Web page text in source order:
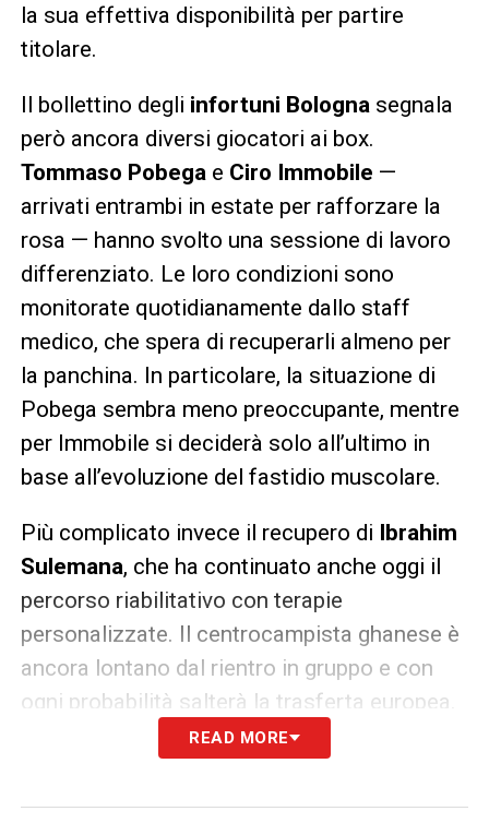
la sua effettiva disponibilità per partire
titolare.
Il bollettino degli infortuni Bologna segnala
però ancora diversi giocatori ai box.
Tommaso Pobega e Ciro Immobile —
arrivati entrambi in estate per rafforzare la
rosa — hanno svolto una sessione di lavoro
differenziato. Le loro condizioni sono
monitorate quotidianamente dallo staff
medico, che spera di recuperarli almeno per
la panchina. In particolare, la situazione di
Pobega sembra meno preoccupante, mentre
per Immobile si deciderà solo all’ultimo in
base all’evoluzione del fastidio muscolare.
Più complicato invece il recupero di Ibrahim
Sulemana, che ha continuato anche oggi il
percorso riabilitativo con terapie
personalizzate. Il centrocampista ghanese è
ancora lontano dal rientro in gruppo e con
ogni probabilità salterà la trasferta europea.
Nel frattempo, la squadra ha svolto una
READ MORE